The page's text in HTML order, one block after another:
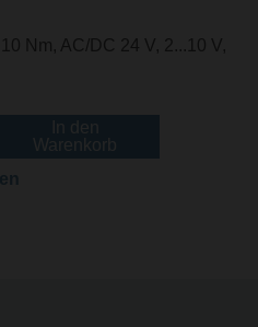
Nm, AC/DC 24 V, 2...10 V,